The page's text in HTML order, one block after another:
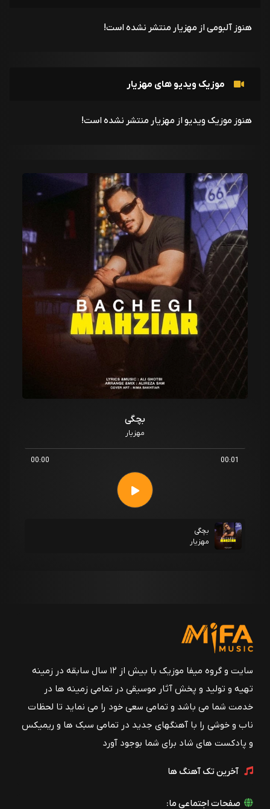
هنوز آلبومی از مهزیار منتشر نشده است!
موزیک ویدیو های مهزیار
هنوز موزیک ویدیو از مهزیار منتشر نشده است!
بچگی
مهزیار
00:00 00:01
بچگی
مهزیار
سایت و گروه میفا موزیک با بیش از ۱۲ سال سابقه در زمینه
تهیه و تولید و پخش آثار موسیقی در تمامی زمینه ها در
خدمت شما می باشد و تمامی سعی خود را می نماید تا لحظات
ناب و خوشی را با آهنگهای جدید در تمامی سبک ها و ریمیکس
و پادکست های شاد برای شما بوجود آورد
آخرین تک آهنگ ها
صفحات اجتماعی ما: